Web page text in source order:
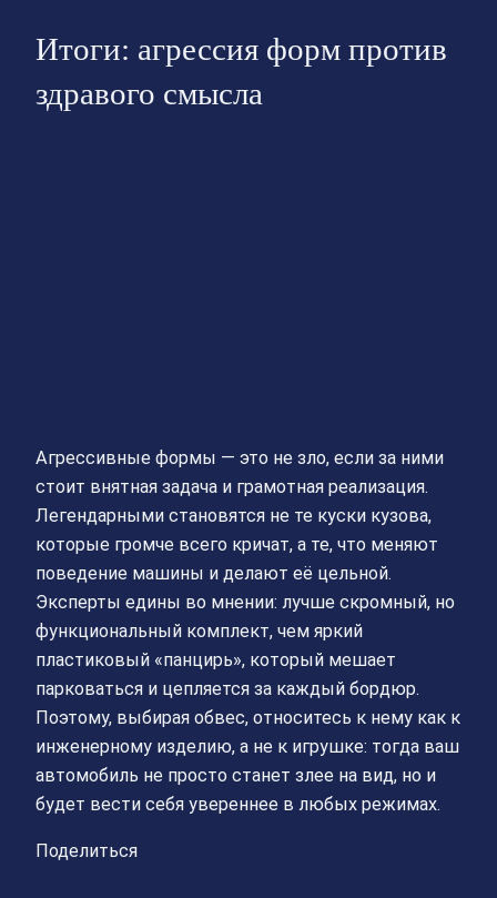
Итоги: агрессия форм против
здравого смысла
Агрессивные формы — это не зло, если за ними
стоит внятная задача и грамотная реализация.
Легендарными становятся не те куски кузова,
которые громче всего кричат, а те, что меняют
поведение машины и делают её цельной.
Эксперты едины во мнении: лучше скромный, но
функциональный комплект, чем яркий
пластиковый «панцирь», который мешает
парковаться и цепляется за каждый бордюр.
Поэтому, выбирая обвес, относитесь к нему как к
инженерному изделию, а не к игрушке: тогда ваш
автомобиль не просто станет злее на вид, но и
будет вести себя увереннее в любых режимах.
Поделиться